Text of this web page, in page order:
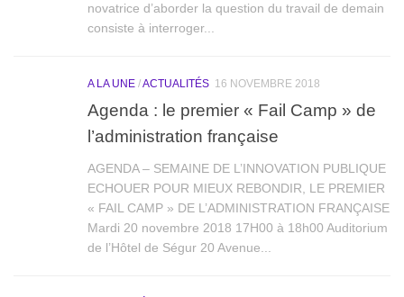
novatrice d’aborder la question du travail de demain
consiste à interroger...
A LA UNE /ACTUALITÉS 16 NOVEMBRE 2018
Agenda : le premier « Fail Camp » de
l’administration française
AGENDA – SEMAINE DE L’INNOVATION PUBLIQUE
ECHOUER POUR MIEUX REBONDIR, LE PREMIER
« FAIL CAMP » DE L’ADMINISTRATION FRANÇAISE
Mardi 20 novembre 2018 17H00 à 18h00 Auditorium
de l’Hôtel de Ségur 20 Avenue...